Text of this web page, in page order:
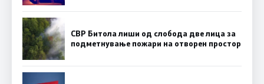
СВР Битола лиши од слобода две лица за
подметнување пожари на отворен простор